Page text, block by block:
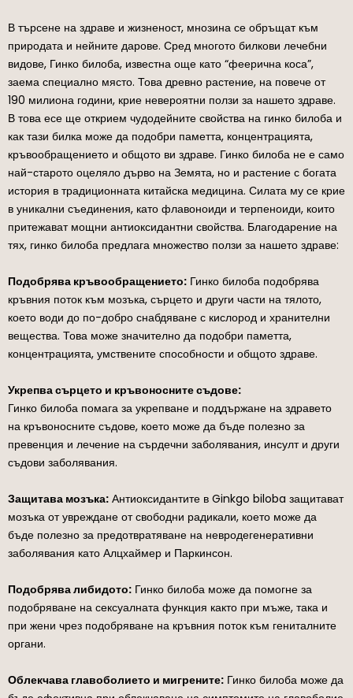
В търсене на здраве и жизненост, мнозина се обръщат към
природата и нейните дарове. Сред многото билкови лечебни
видове, Гинко билоба, известна още като “феерична коса”,
заема специално място. Това древно растение, на повече от
190 милиона години, крие невероятни ползи за нашето здраве.
В това есе ще открием чудодейните свойства на гинко билоба и
как тази билка може да подобри паметта, концентрацията,
кръвообращението и общото ви здраве. Гинко билоба не е само
най-старото оцеляло дърво на Земята, но и растение с богата
история в традиционната китайска медицина. Силата му се крие
в уникални съединения, като флавоноиди и терпеноиди, които
притежават мощни антиоксидантни свойства. Благодарение на
тях, гинко билоба предлага множество ползи за нашето здраве:
Подобрява кръвообращението: Гинко билоба подобрява
кръвния поток към мозъка, сърцето и други части на тялото,
което води до по-добро снабдяване с кислород и хранителни
вещества. Това може значително да подобри паметта,
концентрацията, умствените способности и общото здраве.
Укрепва сърцето и кръвоносните съдове:
Гинко билоба помага за укрепване и поддържане на здравето
на кръвоносните съдове, което може да бъде полезно за
превенция и лечение на сърдечни заболявания, инсулт и други
съдови заболявания.
Защитава мозъка: Антиоксидантите в Ginkgo biloba защитават
мозъка от увреждане от свободни радикали, което може да
бъде полезно за предотвратяване на невродегенеративни
заболявания като Алцхаймер и Паркинсон.
Подобрява либидото: Гинко билоба може да помогне за
подобряване на сексуалната функция както при мъже, така и
при жени чрез подобряване на кръвния поток към гениталните
органи.
Облекчава главоболието и мигрените: Гинко билоба може да